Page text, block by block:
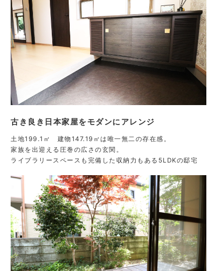
古き良き日本家屋をモダンにアレンジ
土地199.1㎡ 建物147.19㎡は唯一無二の存在感。
家族を出迎える圧巻の広さの玄関。
ライブラリースペースも完備した収納力もある5LDKの邸宅